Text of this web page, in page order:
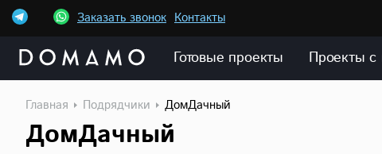
Заказать звонок Контакты
Готовые проекты Проекты
Главная Подрядчики ДомДачный
ДомДачный